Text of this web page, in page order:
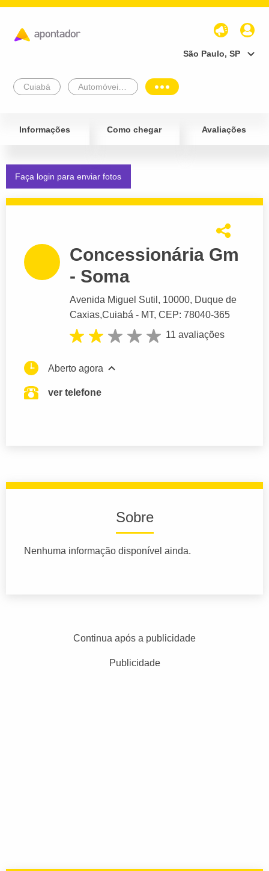
São Paulo, SP
Cuiabá
Informações Como chegar Avaliações
Faça login para enviar fotos
Concessionária Gm
- Soma
Avenida Miguel Sutil , 10000, Duque de
Caxias,Cuiabá - MT, CEP: 78040-365
11 avaliações
Aberto agora
ver telefone
Sobre
Nenhuma informação disponível ainda.
Continua após a publicidade
Publicidade